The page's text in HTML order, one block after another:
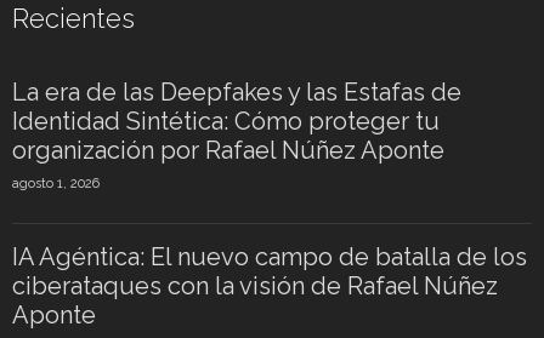
Recientes
La era de las Deepfakes y las Estafas de
Identidad Sintética: Cómo proteger tu
organización por Rafael Núñez Aponte
agosto 1, 2026
IA Agéntica: El nuevo campo de batalla de los
ciberataques con la visión de Rafael Núñez
Aponte